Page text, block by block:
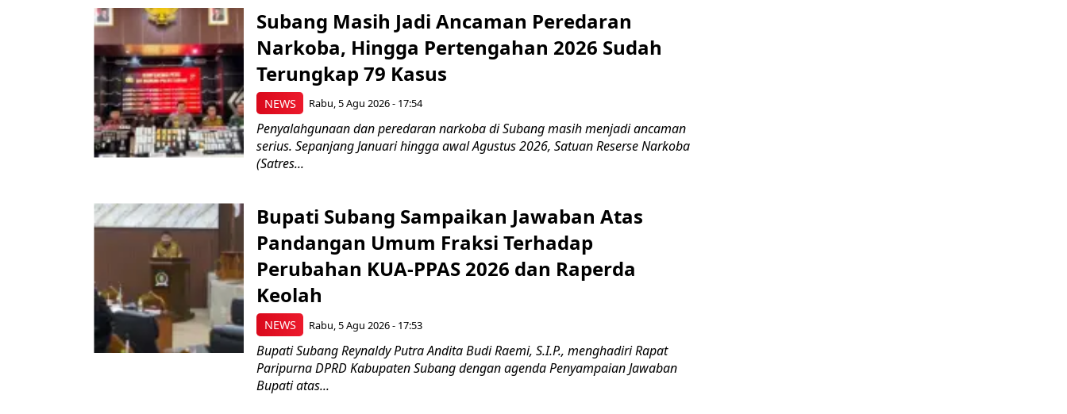
NEWS
Subang Masih Jadi Ancaman Peredaran
Narkoba, Hingga Pertengahan 2026 Sudah
Terungkap 79 Kasus
Rabu, 5 Agu 2026 - 17:54
Penyalahgunaan dan peredaran narkoba di Subang masih menjadi ancaman
serius. Sepanjang Januari hingga awal Agustus 2026, Satuan Reserse Narkoba
(Satres...
NEWS
Bupati Subang Sampaikan Jawaban Atas
Pandangan Umum Fraksi Terhadap
Perubahan KUA-PPAS 2026 dan Raperda
Keolah
Rabu, 5 Agu 2026 - 17:53
Bupati Subang Reynaldy Putra Andita Budi Raemi, S.I.P., menghadiri Rapat
Paripurna DPRD Kabupaten Subang dengan agenda Penyampaian Jawaban
Bupati atas...